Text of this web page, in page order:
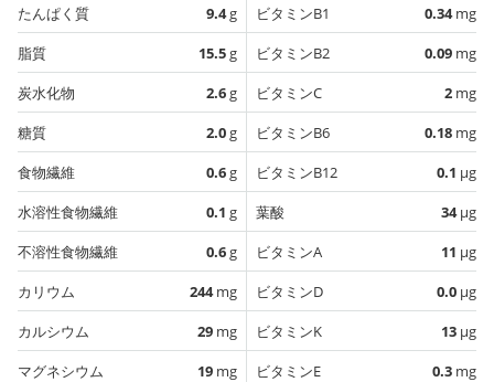
たんぱく質
9.4g
脂質
15.5g
炭水化物
2.6g
糖質
2.0g
食物繊維
0.6g
水溶性食物繊維
0.1 g
不溶性食物繊維
0.6g
カリウム
244mg
カルシウム
29 mg
マグネシウム
19 mg
ビタミンB1
0.34mg
ビタミンB2
0.09 mg
ビタミンC
2 mg
ビタミンB6
0.18 mg
ビタミンB12
0.1 µg
葉酸
34µg
ビタミンA
11 µg
ビタミンD
0.0 µg
ビタミンK
13 µg
ビタミンE
0.3 mg